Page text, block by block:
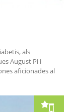
als
August Pi i
aficionades al